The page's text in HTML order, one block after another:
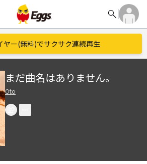
search
ヤー(無料)でサクサク連続再生
まだ曲名はありません。
Oto